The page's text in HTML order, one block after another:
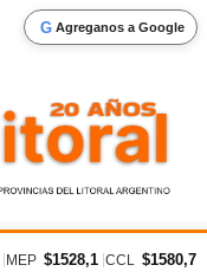
G Agreganos a Google
MEP $1528,1 CCL $1580,7